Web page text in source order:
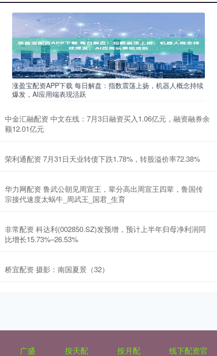
涨盈宝配资APP下载 每日解盘：指数震荡上扬，机器人概念持续
爆发，AI应用端表现活跃
中金汇融配资 中文在线：7月3日融资买入1.06亿元，融资融券余
额12.01亿元
荣利通配资 7月31日天业转债下跌1.78%，转股溢价率72.38%
华力网配资 鲁武公朝见周宣王，辈分高出周宣王四辈，鲁国传
宗接代速度太蜗牛_周武王_国君_生育
非常配资 科达利(002850.SZ)发预增，预计上半年归母净利润同
比增长15.73%–26.53%
桥宜配资 摄影：南国夏景（32）
广盛 按天配 按月配 线下配资官